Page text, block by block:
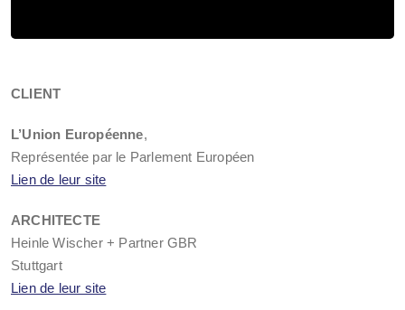
CLIENT
L’Union Européenne,
Représentée par le Parlement Européen
Lien de leur site
ARCHITECTE
Heinle Wischer + Partner GBR
Stuttgart
Lien de leur site